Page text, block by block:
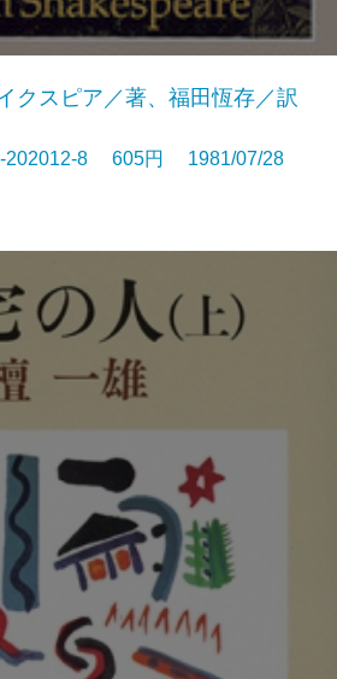
クスピア／著、福田恆存／訳
202012-8 605円 1981/07/28